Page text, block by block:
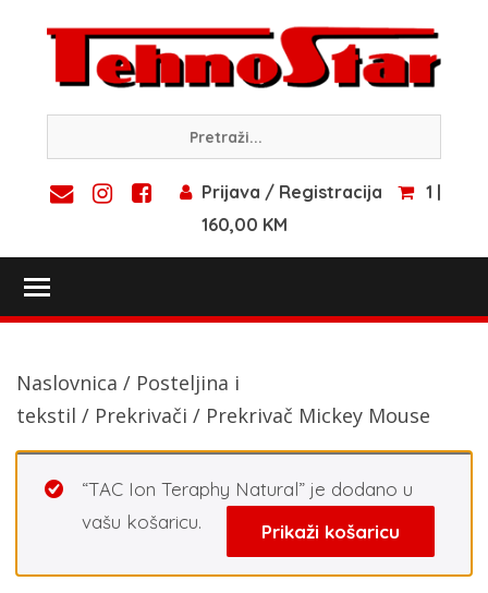
content
Prijava / Registracija
1 |
160,00 KM
Naslovnica / Posteljina i
tekstil / Prekrivači / Prekrivač Mickey Mouse
“TAC Ion Teraphy Natural” je dodano u
vašu košaricu.
Prikaži košaricu